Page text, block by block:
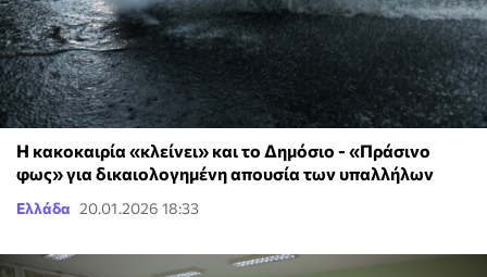
Η κακοκαιρία «κλείνει» και το Δημόσιο - «Πράσινο
φως» για δικαιολογημένη απουσία των υπαλλήλων
Ελλάδα 20.01.2026 18:33